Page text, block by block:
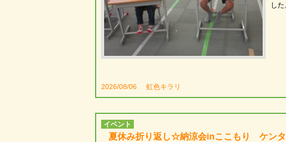
し
2026/08/06 虹色キラリ
イベント
夏休み折り返し☆納涼会inここもり ケン